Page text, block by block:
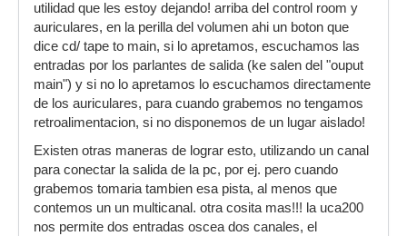
utilidad que les estoy dejando! arriba del control room y
auriculares, en la perilla del volumen ahi un boton que
dice cd/ tape to main, si lo apretamos, escuchamos las
entradas por los parlantes de salida (ke salen del "ouput
main") y si no lo apretamos lo escuchamos directamente
de los auriculares, para cuando grabemos no tengamos
retroalimentacion, si no disponemos de un lugar aislado!
Existen otras maneras de lograr esto, utilizando un canal
para conectar la salida de la pc, por ej. pero cuando
grabemos tomaria tambien esa pista, al menos que
contemos un un multicanal. otra cosita mas!!! la uca200
nos permite dos entradas oscea dos canales, el